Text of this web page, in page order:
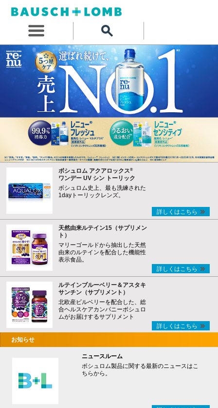
ボシュロム アクアロックス®
ワンデー UV シン トーリック
ボシュロム史上、最も洗練された
1dayトーリックレンズ。
詳しくはこちら
天然由来ルテイン15（サプリメン
ト）
マリーゴールドから抽出した天然
由来のルテインを配合した機能性
表示食品。
詳しくはこちら
ルテインブルーベリー＆アスタキ
サンチン（サプリメント）
北欧産ビルベリーを配合した、総
合ヘルスケアカンパニーボシュロ
ムがお届けするサプリメント
詳しくはこちら
お知らせ
ニュースルーム
ボシュロム製品に関する最新のニュースはこ
ちらから。